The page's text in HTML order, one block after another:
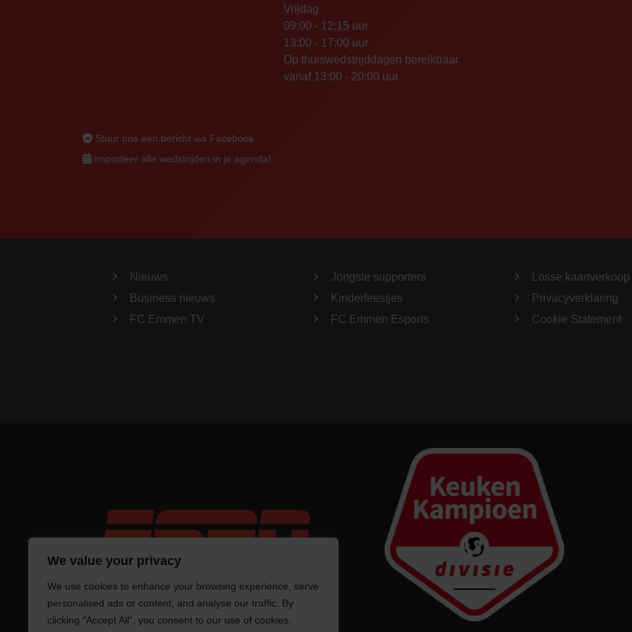
We value your privacy
We use cookies to enhance your browsing experience, serve
personalised ads or content, and analyse our traffic. By
clicking "Accept All", you consent to our use of cookies.
Vrijdag
09:00 - 12:15 uur
13:00 - 17:00 uur
Op thuiswedstrijddagen bereikbaar
vanaf 13:00 - 20:00 uur
Stuur ons een bericht via Facebook
Importeer alle wedstrijden in je agenda!
Nieuws
Business nieuws
FC Emmen TV
Jongste supporters
Kinderfeestjes
FC Emmen Esports
Losse kaartverkoop
Privacyverklaring
Cookie Statement